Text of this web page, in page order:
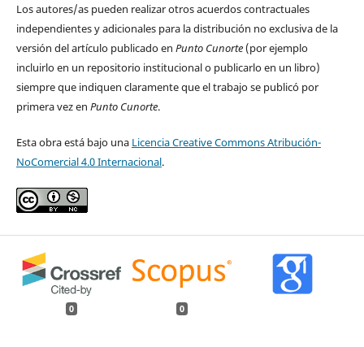
Los autores/as pueden realizar otros acuerdos contractuales
independientes y adicionales para la distribución no exclusiva de la
versión del artículo publicado en Punto Cunorte(por ejemplo
incluirlo en un repositorio institucional o publicarlo en un libro)
siempre que indiquen claramente que el trabajo se publicó por
primera vez en Punto Cunorte.
Esta obra está bajo una Licencia Creative Commons Atribución-
NoComercial 4.0 Internacional.
0 0